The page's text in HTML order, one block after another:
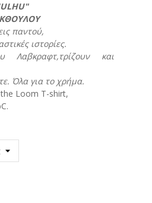
παντού,
ιστορίες.
και
Όλα για το χρήμα.
Loom T-shirt,